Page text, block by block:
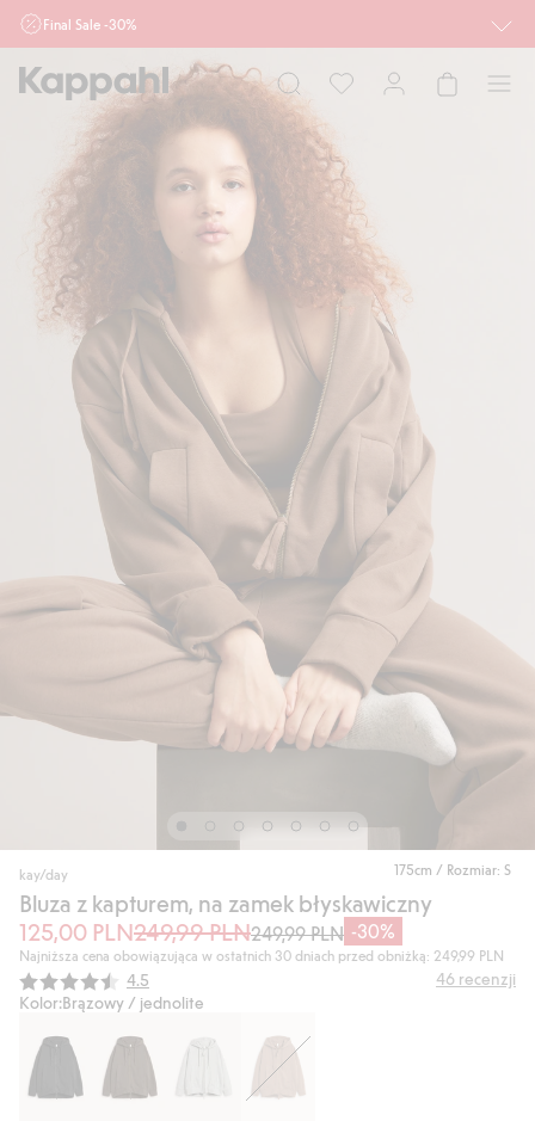
Final Sale -30%
Ważne przy zakupie min. 2 sztuk produktów włączonych w ofertę, również z
działu outlet do 10.8 w sklepach Kappahl i Newbie oraz na kappahl.com. Ofert
nie łączymy
Dziecko
175cm / Rozmiar: S
kay/day
Bluza z kapturem, na zamek błyskawiczny
125,00 PLN249,99 PLN249,99 PLN -30%
Najniższa cena obowiązująca w ostatnich 30 dniach przed obniżką: 249,99 PLN
Średnia ocena:
4.5 46 recenzji
Kolor:Brązowy / jednolite